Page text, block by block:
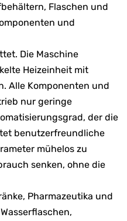
Flaschen und
und
Die Maschine
Heizeinheit mit
Alle Komponenten und
nur geringe
der die
benutzerfreundliche
mühelos zu
senken, ohne die
Pharmazeutika und